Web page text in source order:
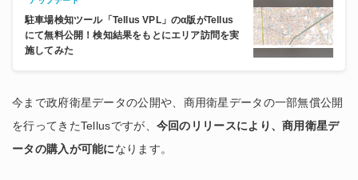
駐車場検知ツール「Tellus VPL」のα版がTellus
にて無料公開！検知結果をもとにエリア訪問を実
施してみた
今まで政府衛星データの公開や、商用衛星データの一部無償公開
を行ってきたTellusですが、 今回のリリースにより、商用衛星デ
ータの購入が可能になります。